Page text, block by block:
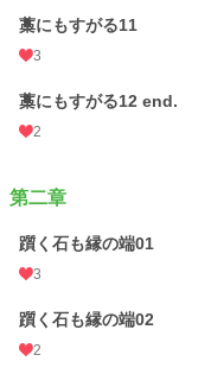
藁にもすがる11
3
藁にもすがる12 end.
2
第二章
躓く石も縁の端01
3
躓く石も縁の端02
2